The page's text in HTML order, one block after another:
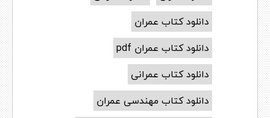
دانلود کتاب عمران
دانلود کتاب عمران pdf
دانلود کتاب عمرانی
دانلود کتاب مهندسی عمران